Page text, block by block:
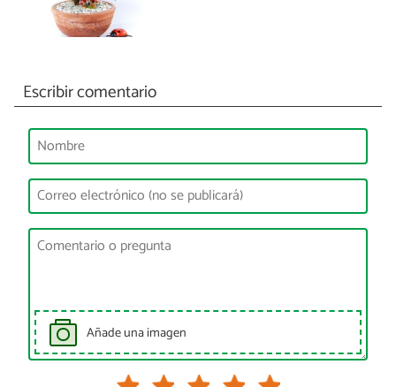
Escribir comentario
Añade una imagen